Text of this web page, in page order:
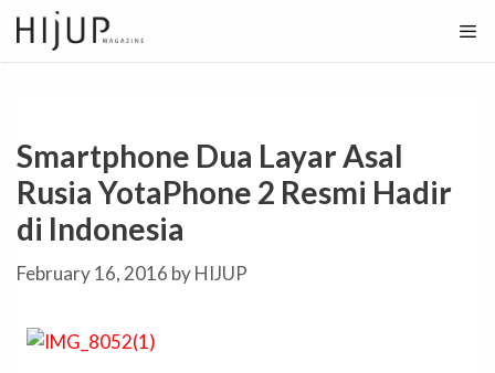
Skip
to
content
Smartphone Dua Layar Asal
Rusia YotaPhone 2 Resmi Hadir
di Indonesia
February 16, 2016 byHIJUP